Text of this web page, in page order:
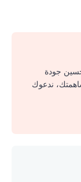
جودة
ندعوك